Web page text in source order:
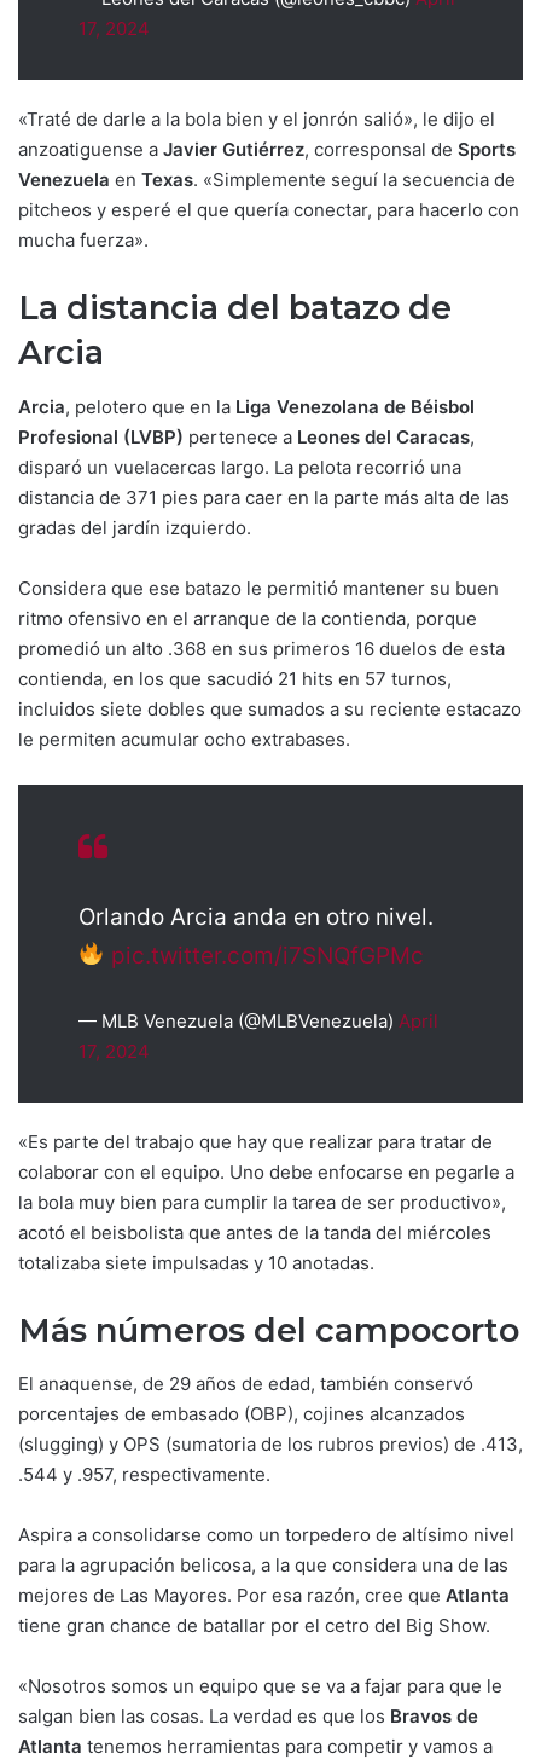
17, 2024
«Traté de darle a la bola bien y el jonrón salió», le dijo el
anzoatiguense a Javier Gutiérrez, corresponsal de Sports
Venezuela en Texas. «Simplemente seguí la secuencia de
pitcheos y esperé el que quería conectar, para hacerlo con
mucha fuerza».
La distancia del batazo de
Arcia
Arcia, pelotero que en la Liga Venezolana de Béisbol
Profesional (LVBP) pertenece a Leones del Caracas,
disparó un vuelacercas largo. La pelota recorrió una
distancia de 371 pies para caer en la parte más alta de las
gradas del jardín izquierdo.
Considera que ese batazo le permitió mantener su buen
ritmo ofensivo en el arranque de la contienda, porque
promedió un alto .368 en sus primeros 16 duelos de esta
contienda, en los que sacudió 21 hits en 57 turnos,
incluidos siete dobles que sumados a su reciente estacazo
le permiten acumular ocho extrabases.
Orlando Arcia anda en otro nivel.
pic.twitter.com/i7SNQfGPMc
— MLB Venezuela (@MLBVenezuela) April
17, 2024
«Es parte del trabajo que hay que realizar para tratar de
colaborar con el equipo. Uno debe enfocarse en pegarle a
la bola muy bien para cumplir la tarea de ser productivo»,
acotó el beisbolista que antes de la tanda del miércoles
totalizaba siete impulsadas y 10 anotadas.
Más números del campocorto
El anaquense, de 29 años de edad, también conservó
porcentajes de embasado (OBP), cojines alcanzados
(slugging) y OPS (sumatoria de los rubros previos) de .413,
.544 y .957, respectivamente.
Aspira a consolidarse como un torpedero de altísimo nivel
para la agrupación belicosa, a la que considera una de las
mejores de Las Mayores. Por esa razón, cree que Atlanta
tiene gran chance de batallar por el cetro del Big Show.
«Nosotros somos un equipo que se va a fajar para que le
salgan bien las cosas. La verdad es que los Bravos de
Atlanta tenemos herramientas para competir y vamos a